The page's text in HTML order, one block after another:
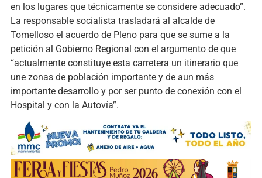
en los lugares que técnicamente se considere adecuado”.
La responsable socialista trasladará al alcalde de
Tomelloso el acuerdo de Pleno para que se sume a la
petición al Gobierno Regional con el argumento de que
“actualmente constituye esta carretera un itinerario que
une zonas de población importante y de aun más
importante desarrollo y por ser punto de conexión con el
Hospital y con la Autovía”.